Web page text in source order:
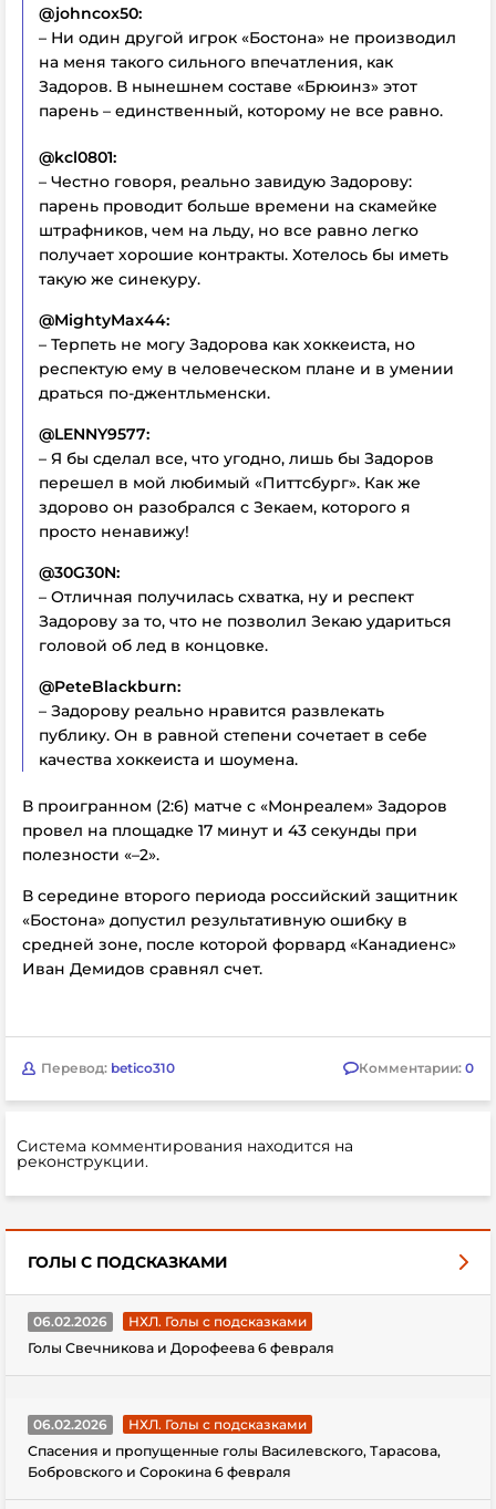
@johncox50:
– Ни один другой игрок «Бостона» не производил
на меня такого сильного впечатления, как
Задоров. В нынешнем составе «Брюинз» этот
парень – единственный, которому не все равно.
@kcl0801:
– Честно говоря, реально завидую Задорову:
парень проводит больше времени на скамейке
штрафников, чем на льду, но все равно легко
получает хорошие контракты. Хотелось бы иметь
такую же синекуру.
@MightyMax44:
– Терпеть не могу Задорова как хоккеиста, но
респектую ему в человеческом плане и в умении
драться по-джентльменски.
@LENNY9577:
– Я бы сделал все, что угодно, лишь бы Задоров
перешел в мой любимый «Питтсбург». Как же
здорово он разобрался с Зекаем, которого я
просто ненавижу!
@30G30N:
– Отличная получилась схватка, ну и респект
Задорову за то, что не позволил Зекаю удариться
головой об лед в концовке.
@PeteBlackburn:
– Задорову реально нравится развлекать
публику. Он в равной степени сочетает в себе
качества хоккеиста и шоумена.
В проигранном (2:6) матче с «Монреалем» Задоров
провел на площадке 17 минут и 43 секунды при
полезности «–2».
В середине второго периода российский защитник
«Бостона» допустил результативную ошибку в
средней зоне, после которой форвард «Канадиенс»
Иван Демидов сравнял счет.
Перевод: betico310 Комментарии: 0
Система комментирования находится на
реконструкции.
ГОЛЫ С ПОДСКАЗКАМИ
06.02.2026
НХЛ. Голы с подсказками
Голы Свечникова и Дорофеева 6 февраля
06.02.2026
НХЛ. Голы с подсказками
Спасения и пропущенные голы Василевского, Тарасова,
Бобровского и Сорокина 6 февраля